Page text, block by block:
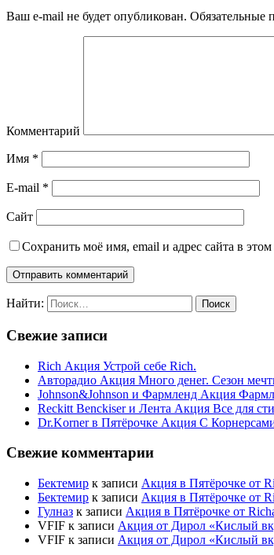
Ваш e-mail не будет опубликован. Обязательные
Комментарий
Имя *
E-mail *
Сайт
Сохранить моё имя, email и адрес сайта в
Найти:
Свежие записи
Rich Акция Устрой себе Rich.
Авторадио Акция Много денег. Сезон
Johnson&Johnson и Фармленд Акция
Reckitt Benckiser и Лента Акция Все для
Dr.Korner в Пятёрочке Акция С
Свежие комментарии
Бектемир к записи Акция в Пятёрочке от
Бектемир к записи Акция в Пятёрочке от
Гулназ к записи Акция в Пятёрочке от
VFIF к записи Акция от Дирол «Кислый
VFIF к записи Акция от Дирол «Кислый